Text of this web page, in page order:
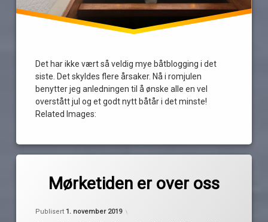
Det har ikke vært så veldig mye båtblogging i det
siste. Det skyldes flere årsaker. Nå i romjulen
benytter jeg anledningen til å ønske alle en vel
overstått jul og et godt nytt båtår i det minste!
Related Images:
Mørketiden er over oss
Publisert 1. november 2019
frostvakt
kommentarer
er